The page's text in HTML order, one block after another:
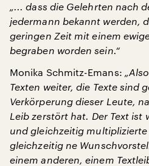
„... dass die Gelehrten nach
jedermann bekannt werden,
geringen Zeit mit einem
begraben worden sein.“
Monika Schmitz-Emans:
Texten weiter, die Texte sind
Verkörperung dieser Leute,
Leib zerstört hat. Der Text ist
und gleichzeitig multiplizierte
gleichzeitig ne
einem anderen, einem